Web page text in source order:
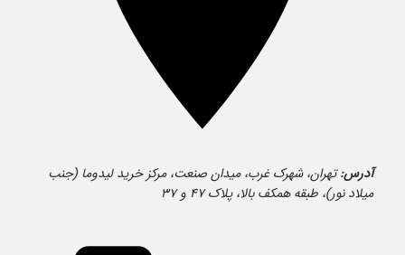
آدرس:تهران، شهرک غرب، میدان صنعت، مرکز خرید لیدوما (جنب
میلاد نور)، طبقه همکف بالا، پلاک ۴۷ و ۳۷